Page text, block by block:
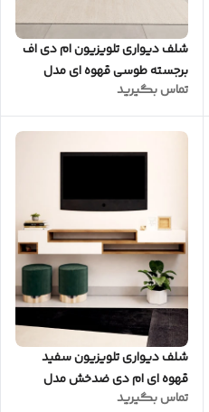
شلف دیواری تلویزیون ام دی اف
برجسته طوسی قهوه ای مدل
W.B.0014
تماس بگیرید
شلف دیواری تلویزیون سفید
قهوه ای ام دی ضدخش مدل
W.B003
تماس بگیرید